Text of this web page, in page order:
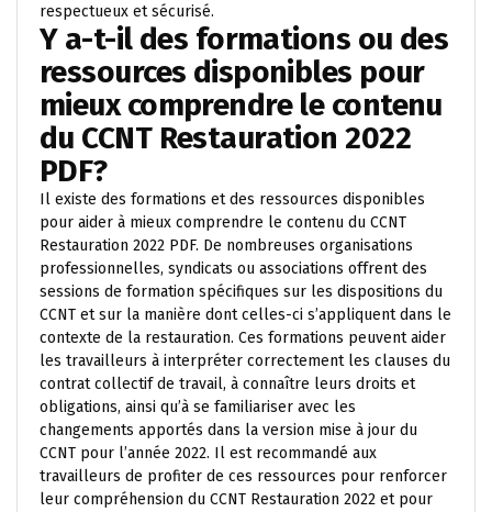
respectueux et sécurisé.
Y a-t-il des formations ou des
ressources disponibles pour
mieux comprendre le contenu
du CCNT Restauration 2022
PDF?
Il existe des formations et des ressources disponibles
pour aider à mieux comprendre le contenu du CCNT
Restauration 2022 PDF. De nombreuses organisations
professionnelles, syndicats ou associations offrent des
sessions de formation spécifiques sur les dispositions du
CCNT et sur la manière dont celles-ci s’appliquent dans le
contexte de la restauration. Ces formations peuvent aider
les travailleurs à interpréter correctement les clauses du
contrat collectif de travail, à connaître leurs droits et
obligations, ainsi qu’à se familiariser avec les
changements apportés dans la version mise à jour du
CCNT pour l’année 2022. Il est recommandé aux
travailleurs de profiter de ces ressources pour renforcer
leur compréhension du CCNT Restauration 2022 et pour